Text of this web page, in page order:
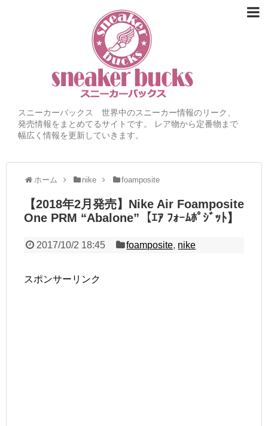
スニーカーバックス 世界中のスニーカー情報のリーク、
発売情報をまとめてるサイトです。 レア物から定番物まで
幅広く情報を更新していきます。
ホーム nike foamposite
【2018年2月発売】Nike Air Foamposite
One PRM “Abalone”【ｴｱ ﾌｫｰﾑﾎﾟｼﾞｯﾄ】
2017/10/2 18:45 foamposite, nike
スポンサーリンク